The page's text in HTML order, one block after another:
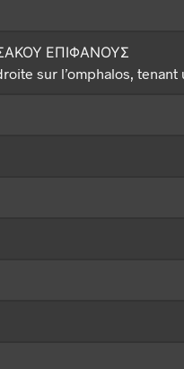
ΕΠΙΦΑΝΟΥΣ
sur l’omphalos, tenant